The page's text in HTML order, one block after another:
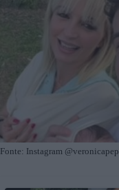
Fonte: Instagram